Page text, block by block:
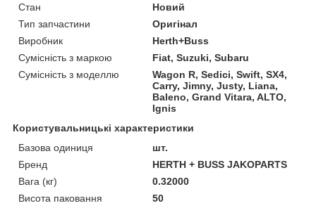
Стан
Новий
Тип запчастини
Оригінал
Виробник
Herth+Buss
Сумісність з маркою
Fiat, Suzuki, Subaru
Сумісність з моделлю
Wagon R, Sedici, Swift, SX4,
Carry, Jimny, Justy, Liana,
Baleno, Grand Vitara, ALTO,
Ignis
Користувальницькі характеристики
Базова одиниця
шт.
Бренд
HERTH + BUSS JAKOPARTS
Вага (кг)
0.32000
Висота паковання
50